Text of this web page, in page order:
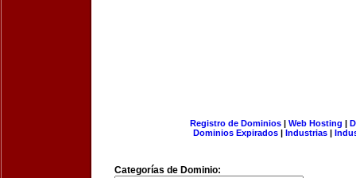
Registro de Dominios| Web Hosting |
Dominios Expirados | Industrias |
Categorías de Dominio: